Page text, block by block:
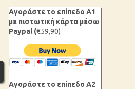
Αγοράστε το επίπεδο Α1
με πιστωτική κάρτα μέσω
Paypal (€59,90)
Αγοράστε το επίπεδο Α2